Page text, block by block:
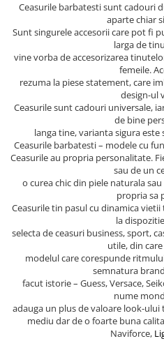
Ceasurile barbatesti sunt cadouri
aparte chiar
Sunt singurele accesorii care pot fi
larga de
vine vorba de accesorizarea
femeile.
rezuma la piese statement, care
design-ul
Ceasurile sunt cadouri universale,
de bine
langa tine, varianta sigura
Ceasurile barbatesti – modele cu
Ceasurile au propria personalitate.
sau de un
o curea chic din piele naturala
propria sa
Ceasurile tin pasul cu dinamica
la
selecta de ceasuri business, sport,
utile, din
modelul care corespunde
semnatura
facut istorie – Guess, Versace,
nume
adauga un plus de valoare look-ului
mediu dar de o foarte buna
Naviforce,